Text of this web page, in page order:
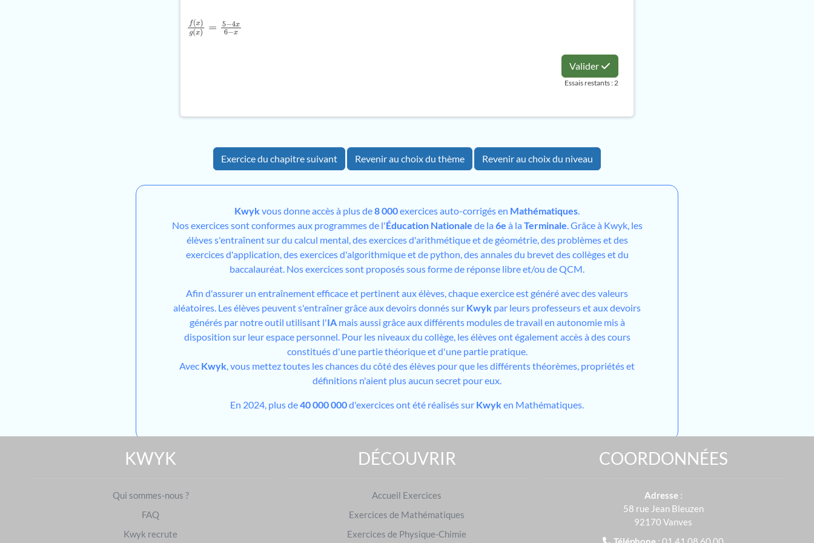
f(x)g x) =5−4x
Valider
Essais restants : 2
Exercice du chapitre suivant Revenir au choix du thème Revenir au choix du niveau
Kwykvous donne accès à plus de8 000exercices auto-corrigés en Mathématiques
Nos exercices sont conformes aux programmes de l'Éducation Nationale de la 6e à la Terminale . Grâce à Kwyk, les
élèves s'entraînent sur du calcul mental, des exercices d'arithmétique et de géométrie, des problèmes et des
exercices d'application, des exercices d'algorithmique et de python, des annales du brevet des collèges et du
baccalauréat. Nos exercices sont proposés sous forme de réponse libre et/ou de QCM.
Afin d'assurer un entraînement efficace et pertinent aux élèves, chaque exercice est généré avec des valeurs
aléatoires. Les élèves peuvent s'entraîner grâce aux devoirs donnés sur Kwyk par leurs professeurs et aux devoirs
générés par notre outil utilisant l'IAmais aussi grâce aux différents modules de travail en autonomie mis à
disposition sur leur espace personnel. Pour les niveaux du collège, les élèves ont également accès à des cours
constitués d'une partie théorique et d'une partie pratique.
Avec Kwyk , vous mettez toutes les chances du côté des élèves pour que les différents théorèmes, propriétés et
définitions n'aient plus aucun secret pour eux.
En 2024, plus de40 000 000d'exercices ont été réalisés sur Kwyken Mathématiques.
Brevet des collèges|Baccalauréat
S'entraîner dans d'autres matières
KWYK
Qui sommes-nous ?
FAQ
Kwyk recrute
DÉCOUVRIR
Accueil Exercices
Exercices de Mathématiques
Exercices de Physique-Chimie
COORDONNÉES
Adresse :
58 rue Jean Bleuzen
92170 Vanves